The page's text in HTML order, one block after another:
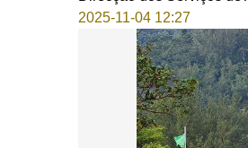
2025-11-04 12:27